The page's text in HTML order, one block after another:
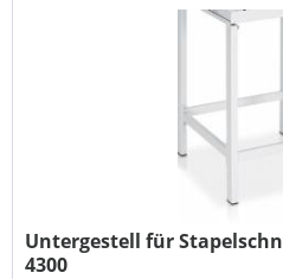
Untergestell für
4300